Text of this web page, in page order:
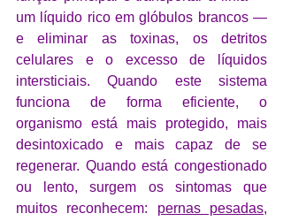
um líquido rico em glóbulos brancos —
e eliminar as toxinas, os detritos
celulares e o excesso de líquidos
intersticiais. Quando este sistema
funciona de forma eficiente, o
organismo está mais protegido, mais
desintoxicado e mais capaz de se
regenerar. Quando está congestionado
ou lento, surgem os sintomas que
muitos reconhecem: pernas pesadas,